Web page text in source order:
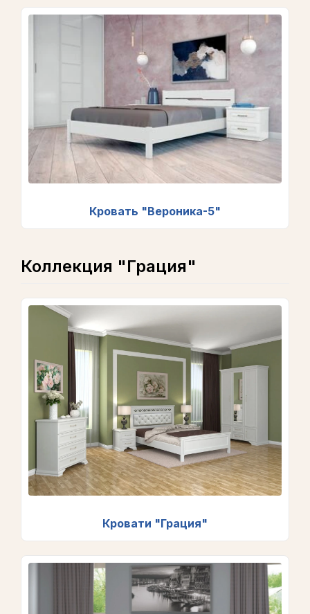
Кровать "Вероника-5"
Коллекция "Грация"
Кровати "Грация"